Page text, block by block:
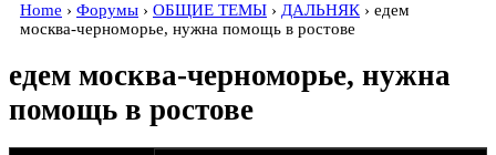
Home › Форумы › ОБЩИЕ ТЕМЫ › ДАЛЬНЯК › едем
москва-черноморье, нужна помощь в ростове
едем москва-черноморье, нужна
помощь в ростове